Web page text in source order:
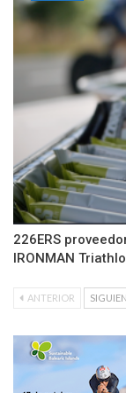
226ERS
IRONMAN
ANTERIOR